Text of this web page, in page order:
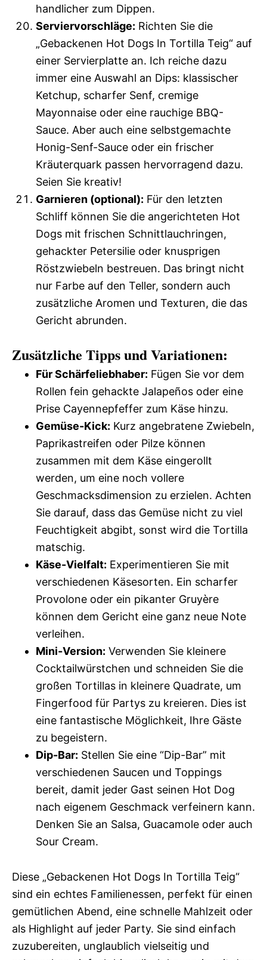
handlicher zum Dippen.
Serviervorschläge: Richten Sie die
„Gebackenen Hot Dogs In Tortilla Teig“ auf
einer Servierplatte an. Ich reiche dazu
immer eine Auswahl an Dips: klassischer
Ketchup, scharfer Senf, cremige
Mayonnaise oder eine rauchige BBQ-
Sauce. Aber auch eine selbstgemachte
Honig-Senf-Sauce oder ein frischer
Kräuterquark passen hervorragend dazu.
Seien Sie kreativ!
Garnieren (optional): Für den letzten
Schliff können Sie die angerichteten Hot
Dogs mit frischen Schnittlauchringen,
gehackter Petersilie oder knusprigen
Röstzwiebeln bestreuen. Das bringt nicht
nur Farbe auf den Teller, sondern auch
zusätzliche Aromen und Texturen, die das
Gericht abrunden.
Zusätzliche Tipps und Variationen:
Für Schärfeliebhaber: Fügen Sie vor dem
Rollen fein gehackte Jalapeños oder eine
Prise Cayennepfeffer zum Käse hinzu.
Gemüse-Kick: Kurz angebratene Zwiebeln,
Paprikastreifen oder Pilze können
zusammen mit dem Käse eingerollt
werden, um eine noch vollere
Geschmacksdimension zu erzielen. Achten
Sie darauf, dass das Gemüse nicht zu viel
Feuchtigkeit abgibt, sonst wird die Tortilla
matschig.
Käse-Vielfalt: Experimentieren Sie mit
verschiedenen Käsesorten. Ein scharfer
Provolone oder ein pikanter Gruyère
können dem Gericht eine ganz neue Note
verleihen.
Mini-Version: Verwenden Sie kleinere
Cocktailwürstchen und schneiden Sie die
großen Tortillas in kleinere Quadrate, um
Fingerfood für Partys zu kreieren. Dies ist
eine fantastische Möglichkeit, Ihre Gäste
zu begeistern.
Dip-Bar: Stellen Sie eine “Dip-Bar” mit
verschiedenen Saucen und Toppings
bereit, damit jeder Gast seinen Hot Dog
nach eigenem Geschmack verfeinern kann.
Denken Sie an Salsa, Guacamole oder auch
Sour Cream.
Diese „Gebackenen Hot Dogs In Tortilla Teig“
sind ein echtes Familienessen, perfekt für einen
gemütlichen Abend, eine schnelle Mahlzeit oder
als Highlight auf jeder Party. Sie sind einfach
zuzubereiten, unglaublich vielseitig und